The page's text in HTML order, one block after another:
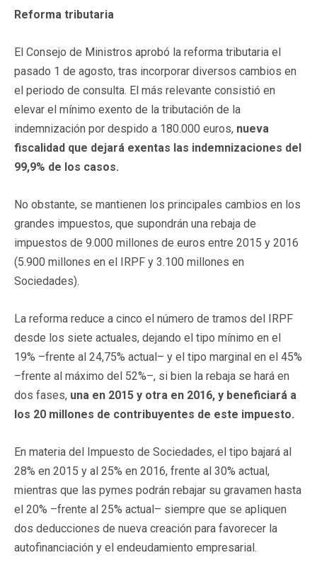
Reforma tributaria
El Consejo de Ministros aprobó la reforma tributaria el
pasado 1 de agosto, tras incorporar diversos cambios en
el periodo de consulta. El más relevante consistió en
elevar el mínimo exento de la tributación de la
indemnización por despido a 180.000 euros, nueva
fiscalidad que dejará exentas las indemnizaciones del
99,9% de los casos.
No obstante, se mantienen los principales cambios en los
grandes impuestos, que supondrán una rebaja de
impuestos de 9.000 millones de euros entre 2015 y 2016
(5.900 millones en el IRPF y 3.100 millones en
Sociedades).
La reforma reduce a cinco el número de tramos del IRPF
desde los siete actuales, dejando el tipo mínimo en el
19% –frente al 24,75% actual– y el tipo marginal en el 45%
–frente al máximo del 52%–, si bien la rebaja se hará en
dos fases, una en 2015 y otra en 2016, y beneficiará a
los 20 millones de contribuyentes de este impuesto.
En materia del Impuesto de Sociedades, el tipo bajará al
28% en 2015 y al 25% en 2016, frente al 30% actual,
mientras que las pymes podrán rebajar su gravamen hasta
el 20% –frente al 25% actual– siempre que se apliquen
dos deducciones de nueva creación para favorecer la
autofinanciación y el endeudamiento empresarial.